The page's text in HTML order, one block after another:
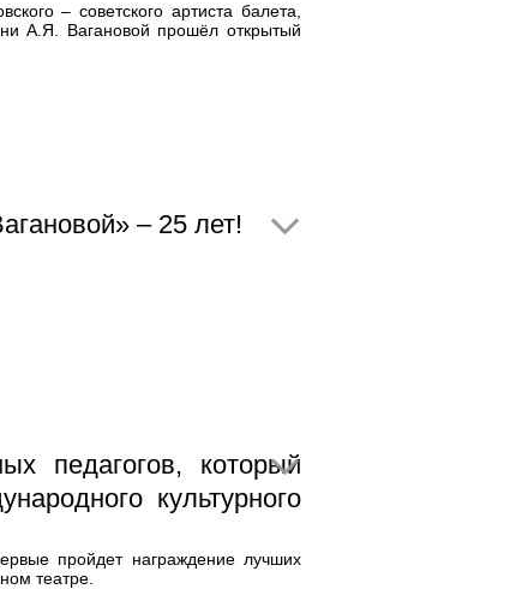
– советского артиста балета,
А.Я. Вагановой прошёл открытый
– 25 лет!
педагогов, который
культурного
пройдет награждение лучших
театре.